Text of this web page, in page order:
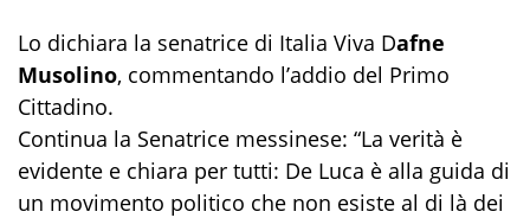
Lo dichiara la senatrice di Italia Viva Dafne
Musolino, commentando l’addio del Primo
Cittadino.
Continua la Senatrice messinese: “La verità è
evidente e chiara per tutti: De Luca è alla guida di
un movimento politico che non esiste al di là dei